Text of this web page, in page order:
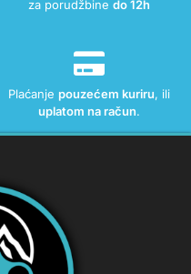
za porudžbine do 12h
Plaćanje pouzećem kuriru, ili
uplatom na račun.